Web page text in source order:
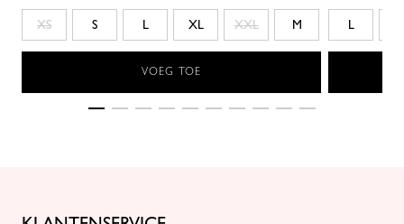
XS S L XL XXL M
VOEG TOE
L